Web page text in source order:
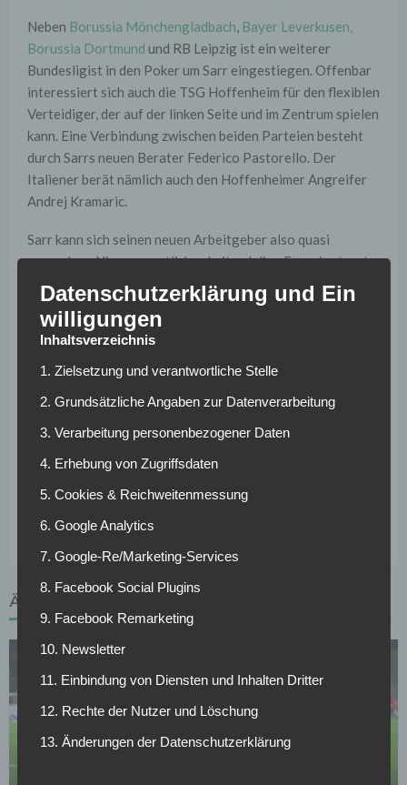
Neben Borussia Mönchengladbach, Bayer Leverkusen,
Borussia Dortmund und RB Leipzig ist ein weiterer
Bundesligist in den Poker um Sarr eingestiegen. Offenbar
interessiert sich auch die TSG Hoffenheim für den flexiblen
Verteidiger, der auf der linken Seite und im Zentrum spielen
kann. Eine Verbindung zwischen beiden Parteien besteht
durch Sarrs neuen Berater Federico Pastorello. Der
Italiener berät nämlich auch den Hoffenheimer Angreifer
Andrej Kramaric.
Sarr kann sich seinen neuen Arbeitgeber also quasi
aussuchen. Nizzas sportlicher Leiter Julien Fournier traut
ihm den Schritt in die Bundesliga auf jeden Fall zu. „“Er ist
ein Free Agent und kann frei entscheiden, wohin er im
Sommer geht. Ich habe keine Zweifel, dass er in
Deutschland bestehen kann“, so der 45-Jährige gegenüber
„Sport1“.
Es bleibt also nur noch abzuwarten, welches der deutschen
Teams sich die Dienste Sarrs sichert. Gladbach hatte im
eher er sichnach einem Eigentümerwechsel bei Nizza doch
für ein weiteres Jahr Ligue 1 entschied
Konkurrenz der Interessenten noch größer geworden.
ÄHNLICHE ARTIKEL
BORUSSIA DORTMUND
Datenschutzerklärung und Ein
willigungen
Inhaltsverzeichnis
1. Zielsetzung und verantwortliche Stelle
2. Grundsätzliche Angaben zur Datenverarbeitung
3. Verarbeitung personenbezogener Daten
4. Erhebung von Zugriffsdaten
5. Cookies & Reichweitenmessung
6. Google Analytics
7. Google-Re/Marketing-Services
8. Facebook Social Plugins
9. Facebook Remarketing
10. Newsletter
11. Einbindung von Diensten und Inhalten Dritter
12. Rechte der Nutzer und Löschung
13. Änderungen der Datenschutzerklärung